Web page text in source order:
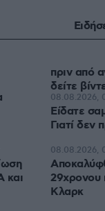
και
πριν από
δείτε
Είδατε
Γιατί δεν
08.08.2026,
Κλαρκ
08.08.2026,